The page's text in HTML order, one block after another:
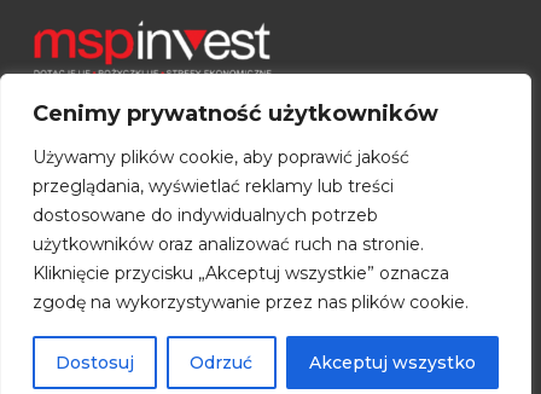
Cenimy prywatność użytkowników
Używamy plików cookie, aby poprawić jakość
przeglądania, wyświetlać reklamy lub treści
dostosowane do indywidualnych potrzeb
użytkowników oraz analizować ruch na stronie.
Kliknięcie przycisku „Akceptuj wszystkie” oznacza
zgodę na wykorzystywanie przez nas plików cookie.
Dostosuj Odrzuć Akceptuj wszystko
Toruński Park Technologiczny
Budynek A
ul. Włocławska 167
87-100 Toruń